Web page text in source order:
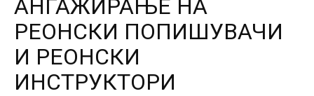
АНГАЖИРАЊЕ НА
РЕОНСКИ ПОПИШУВАЧИ
И РЕОНСКИ
ИНСТРУКТОРИ